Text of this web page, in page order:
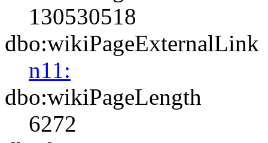
130530518
dbo:wikiPageExternalLink
n11:
dbo:wikiPageLength
6272